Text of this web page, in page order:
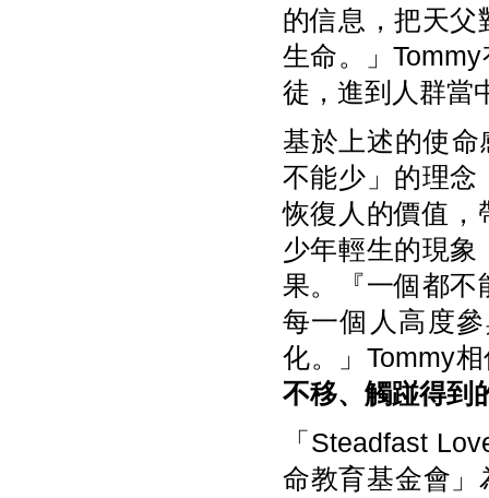
的信息，把天父
生命。」
徒，進到人群當
基於上述的使命
不能少」的理念
恢復人的價值，
少年輕生的現象
果。『一個都不
每一個人高度
化。」Tommy
不移、觸踫得到
「Steadfast
命教育基金會」